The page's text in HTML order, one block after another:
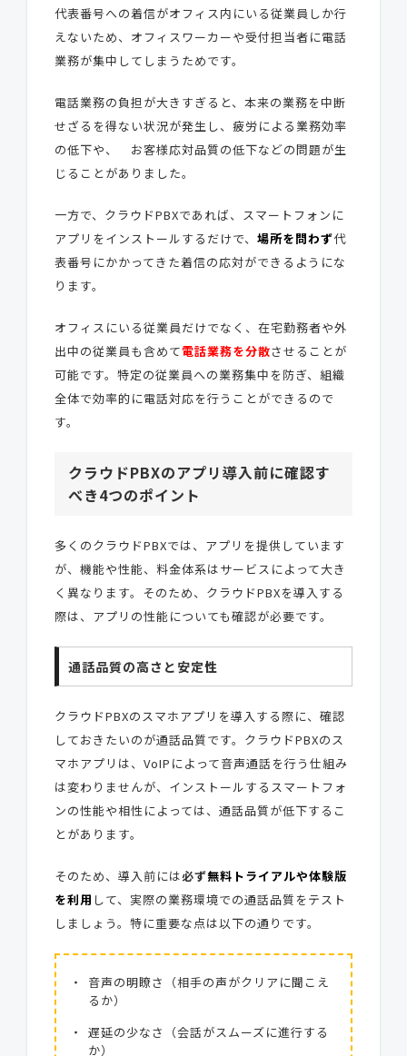
代表番号への着信がオフィス内にいる従業員しか行
えないため、オフィスワーカーや受付担当者に電話
業務が集中してしまうためです。
電話業務の負担が大きすぎると、本来の業務を中断
せざるを得ない状況が発生し、 疲労による業務効率
の低下や、 お客様応対品質の低下などの問題が生
じることがありました。
一方で、クラウドPBXであれば、スマートフォンに
アプリをインストールするだけで、 場所を問わず代
表番号にかかってきた着信の応対ができるようにな
ります。
オフィスにいる従業員だけでなく、在宅勤務者や外
出中の従業員も含めて電話業務を分散させることが
可能です。特定の従業員への業務集中を防ぎ、組織
全体で効率的に電話対応を行うことができるので
す。
クラウドPBXのアプリ導入前に確認す
べき4つのポイント
多くのクラウドPBXでは、アプリを提供しています
が、機能や性能、料金体系はサービスによって大き
く異なります。そのため、クラウドPBXを導入する
際は、アプリの性能についても確認が必要です。
通話品質の高さと安定性
クラウドPBXのスマホアプリを導入する際に、確認
しておきたいのが通話品質です。クラウドPBXのス
マホアプリは、VoIPによって音声通話を行う仕組み
は変わりませんが、 インストールするスマートフォ
ンの性能や相性 によっては、通話品質が低下するこ
とがあります。
そのため、導入前には必ず無料トライアルや体験版
を利用 して、実際の業務環境での通話品質をテスト
しましょう。特に重要な点は以下の通りです。
音声の明瞭さ（相手の声がクリアに聞こえ
るか）
遅延の少なさ（会話がスムーズに進行する
か）